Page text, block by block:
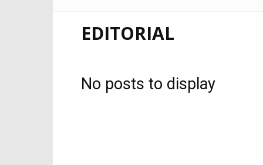
Noticia
Aruba
EDITORIAL
No posts to display